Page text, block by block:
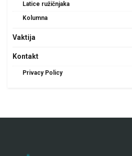
Latice ružičnjaka
Kolumna
Vaktija
Kontakt
Privacy Policy